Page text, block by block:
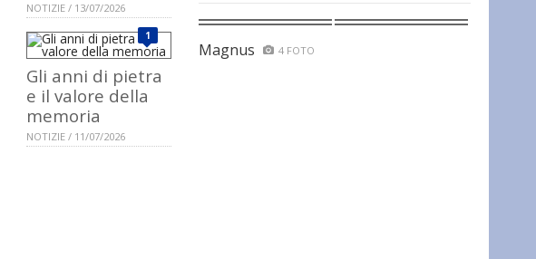
NOTIZIE / 13/07/2026
1
Gli anni di pietra
e il valore della
memoria
NOTIZIE / 11/07/2026
Magnus 4 FOTO